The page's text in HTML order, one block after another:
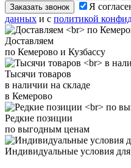
Заказать звонок Я
данных и с политикой
Доставляем
по Кемерово и Кузбассу
Тысячи товаров
в наличии на складе
в Кемерово
Редкие позиции
по выгодным ценам
Индивидуальные условия